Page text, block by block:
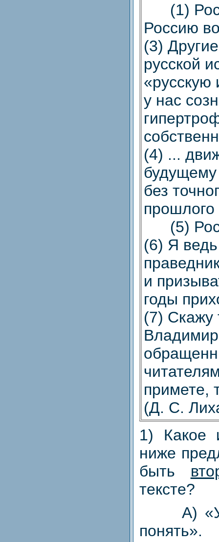
(1)
Россию
(3)
русской
у нас
(4) ...
без
прошлого
(5)
(6) Я
и
годы
(7) Скажу
примете,
(Д. С.
1) Какое
ниже
быть
тексте?
A)
понять».